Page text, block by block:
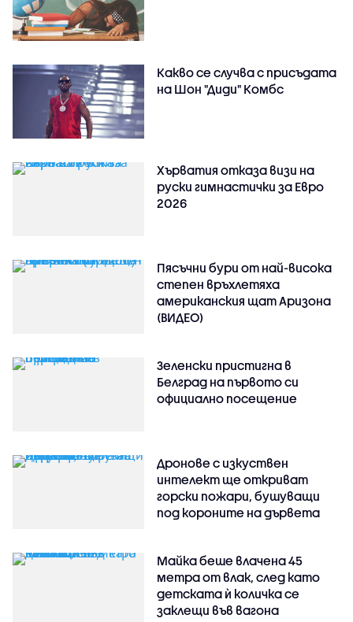
Какво се случва с присъдата
на Шон "Диди" Комбс
Хърватия отказа визи на
руски гимнастички за Евро
2026
Пясъчни бури от най-висока
степен връхлетяха
американския щат Аризона
(ВИДЕО)
Зеленски пристигна в
Белград на първото си
официално посещение
Дронове с изкуствен
интелект ще откриват
горски пожари, бушуващи
под короните на дървета
Майка беше влачена 45
метра от влак, след като
детската ѝ количка се
заклещи във вагона